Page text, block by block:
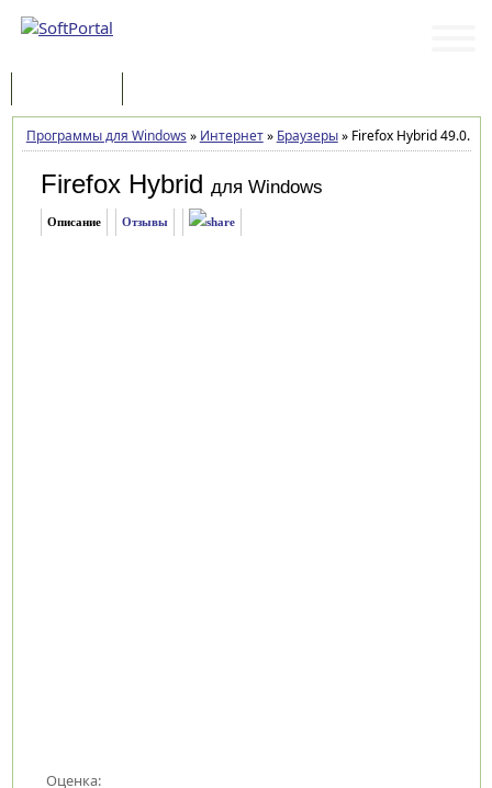
Программы для Windows » Интернет» Браузеры»Firefox Hybrid 49.0.1
Firefox Hybrid для Windows
Описание Отзывы
Оценка: